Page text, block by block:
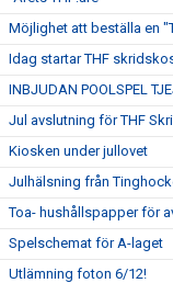
Möjlighet att beställa en
Idag startar THF
INBJUDAN POOLSPEL
Jul avslutning för THF
Kiosken under jullovet
Julhälsning från
Toa- hushållspapper för
Spelschemat för A-laget
Utlämning foton 6/12!